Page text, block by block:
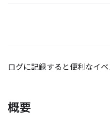
ログに記録すると便利なイベ
概要